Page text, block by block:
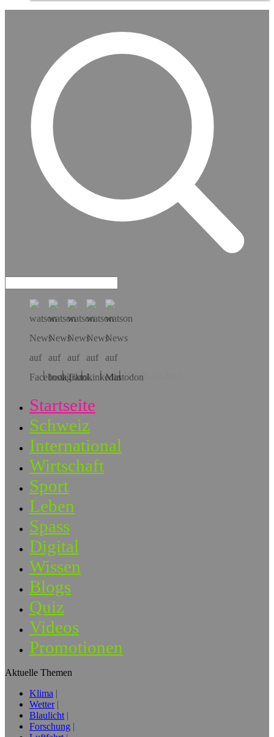
Hol dir die App!
Startseite
Schweiz
International
Wirtschaft
Sport
Leben
Spass
Digital
Wissen
Blogs
Quiz
Videos
Promotionen
Aktuelle Themen
Klima
Wetter
Blaulicht
Forschung